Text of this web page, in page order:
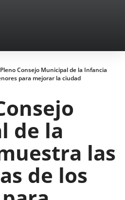
Consejo Municipal de la Infancia
para mejorar la ciudad
de la
las
de los